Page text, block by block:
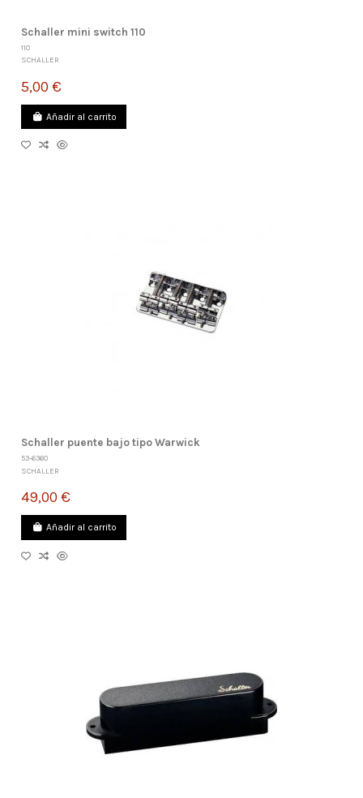
Schaller mini switch 110
110
SCHALLER
5,00 €
Añadir al carrito
Schaller puente bajo tipo Warwick
53-6360
SCHALLER
49,00 €
Añadir al carrito